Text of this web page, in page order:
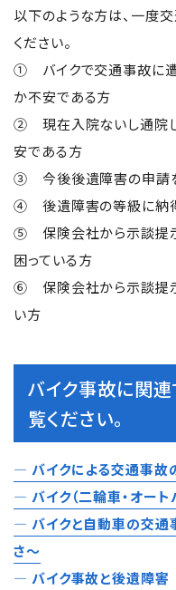
以下のような方は、一度
ください。
① バイクで交通事故に遭
か不安である方
② 現在入院ないし通院し
安である方
③ 今後後遺障害の申請
④ 後遺障害の等級に納
⑤ 保険会社から示談提
困っている方
⑥ 保険会社から示談提
い方
バイク事故に関
覧ください。
― バイクによる交通事故
— バイク（二輪車・オー
— バイクと自動車の交
さ～
— バイク事故と後遺障害